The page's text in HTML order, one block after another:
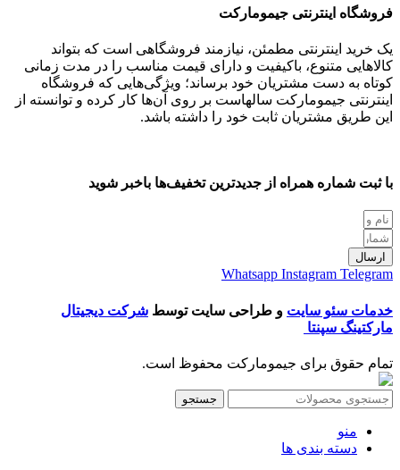
فروشگاه اینترنتی جیمومارکت
یک خرید اینترنتی مطمئن، نیازمند فروشگاهی است که بتواند
کالاهایی متنوع، باکیفیت و دارای قیمت مناسب را در مدت زمانی
کوتاه به دست مشتریان خود برساند؛ ویژگی‌هایی که فروشگاه
اینترنتی جیمومارکت سالهاست بر روی آن‌ها کار کرده و توانسته از
این طریق مشتریان ثابت خود را داشته باشد.
با ثبت شماره همراه از جدید‌ترین تخفیف‌ها با‌خبر شوید
ارسال
Whatsapp Instagram Telegram
خدمات سئو سایت و طراحی سایت توسط شرکت دیجیتال
مارکتینگ سپنتا
تمام حقوق برای جیمومارکت محفوظ است.
جستجو
منو
دسته بندی ها